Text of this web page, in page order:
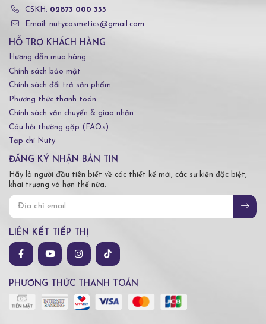
CSKH: 02873 000 333
Email: nutycosmetics@gmail.com
HỖ TRỢ KHÁCH HÀNG
Hướng dẫn mua hàng
Chính sách bảo mật
Chính sách đổi trả sản phẩm
Phương thức thanh toán
Chính sách vận chuyển & giao nhận
Câu hỏi thường gặp (FAQs)
Tạp chí Nuty
ĐĂNG KÝ NHẬN BẢN TIN
Hãy là người đầu tiên biết về các thiết kế mới, các sự kiện đặc biệt,
khai trương và hơn thế nữa.
LIÊN KẾT TIẾP THỊ
PHƯƠNG THỨC THANH TOÁN